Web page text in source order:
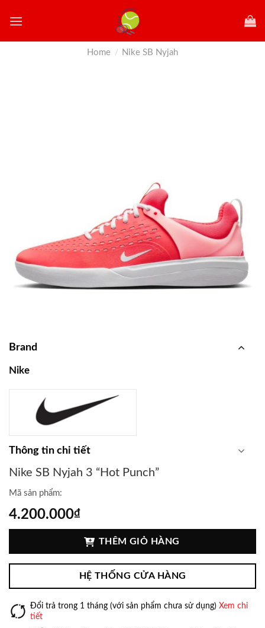
Home / Nike SB Nyjah
Brand
Nike
Thông tin chi tiết
Nike SB Nyjah 3 “Hot Punch”
Mã sản phẩm:
4.200.000₫
THÊM GIỎ HÀNG
HỆ THỐNG CỬA HÀNG
Đổi trả trong 1 tháng (với sản phẩm chưa sử dụng) Xem chi
tiết